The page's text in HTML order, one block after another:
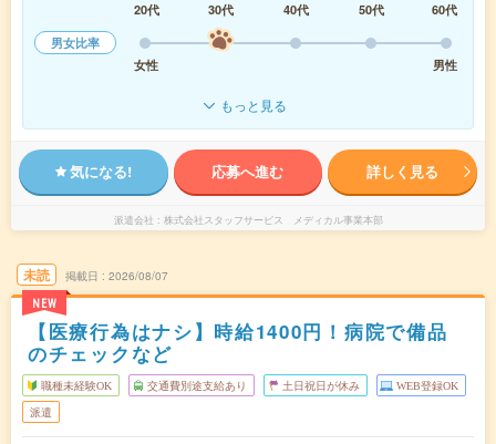
20代
30代 40代 50代
60代
男女比率
女性
男性
もっと見る
気になる! 応募へ進む 詳しく見る
派遣会社 株式会社スタッフサービス メディカル事業本部
未読
NEW
掲載日 2026/08/07
【医療行為はナシ】時給1400円！病院で備品
のチェックなど
職種未経験OK 交通費別途支給あり 土日祝日が休み WEB登録OK
派遣